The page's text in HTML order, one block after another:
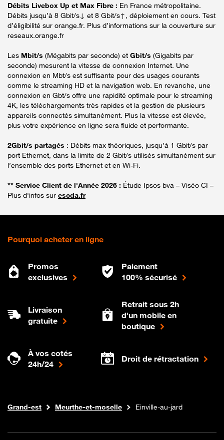
Débits Livebox Up et Max Fibre : En France métropolitaine.
Débits jusqu’à 8 Gbit/s↓ et 8 Gbit/s↑, déploiement en cours. Test
d’éligibilité sur orange.fr. Plus d’informations sur la couverture sur
reseaux.orange.fr
Les Mbit/s (Mégabits par seconde) et Gbit/s (Gigabits par
seconde) mesurent la vitesse de connexion Internet. Une
connexion en Mbt/s est suffisante pour des usages courants
comme le streaming HD et la navigation web. En revanche, une
connexion en Gbt/s offre une rapidité optimale pour le streaming
4K, les téléchargements très rapides et la gestion de plusieurs
appareils connectés simultanément. Plus la vitesse est élevée,
plus votre expérience en ligne sera fluide et performante.
2Gbit/s partagés : Débits max théoriques, jusqu’à 1 Gbit/s par
port Ethernet, dans la limite de 2 Gbit/s utilisés simultanément sur
l’ensemble des ports Ethernet et en Wi-Fi.
** Service Client de l'Année 2026 : Étude Ipsos bva – Viséo CI –
Plus d'infos sur escda.fr
Pourquoi acheter en ligne
Promos
exclusives
Paiement
100% sécurisé
Livraison
gratuite
Retrait sous 2h
d'un mobile en
boutique
À vos cotés
24h/24
Droit de rétractation
Boutique Orange
Internet fibre
Grand-est Meurthe-et-moselle Einville-au-jard